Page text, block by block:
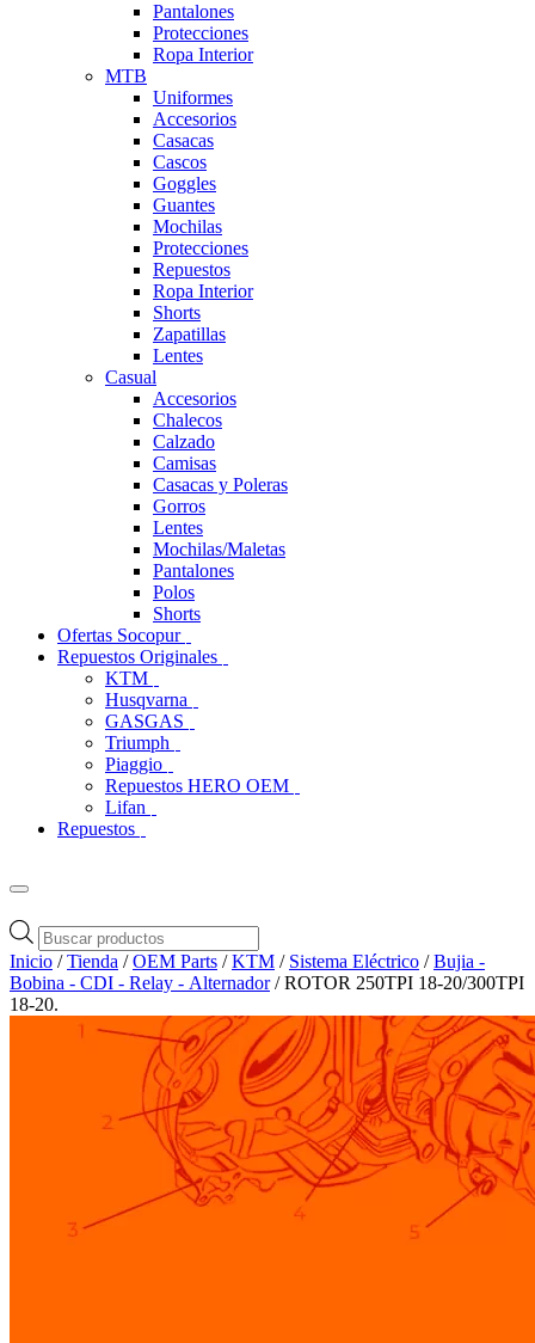
Pantalones
Protecciones
Ropa Interior
MTB
Uniformes
Accesorios
Casacas
Cascos
Goggles
Guantes
Mochilas
Protecciones
Repuestos
Ropa Interior
Shorts
Zapatillas
Lentes
Casual
Accesorios
Chalecos
Calzado
Camisas
Casacas y Poleras
Gorros
Lentes
Mochilas/Maletas
Pantalones
Polos
Shorts
Ofertas Socopur
Repuestos Originales
KTM
Husqvarna
GASGAS
Triumph
Piaggio
Repuestos HERO OEM
Lifan
Repuestos
Búsqueda
de
productos
Inicio /Tienda /OEM Parts /KTM / Sistema Eléctrico /Bujia -
Bobina - CDI - Relay - Alternador/ ROTOR 250TPI 18-20/300TPI
18-20.